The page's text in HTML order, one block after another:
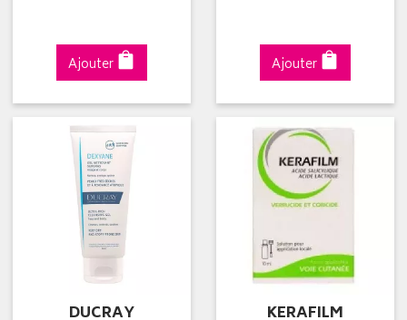
Ajouter Ajouter
DUCRAY KERAFILM